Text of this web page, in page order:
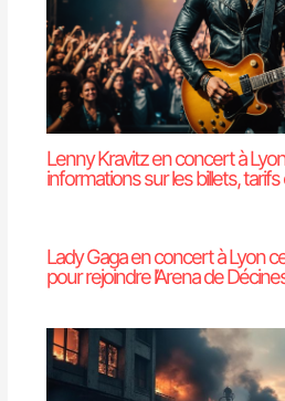
Lenny Kravitz en concert à
informations sur les billets,
Lady Gaga en concert à Lyon
pour rejoindre l’Arena de